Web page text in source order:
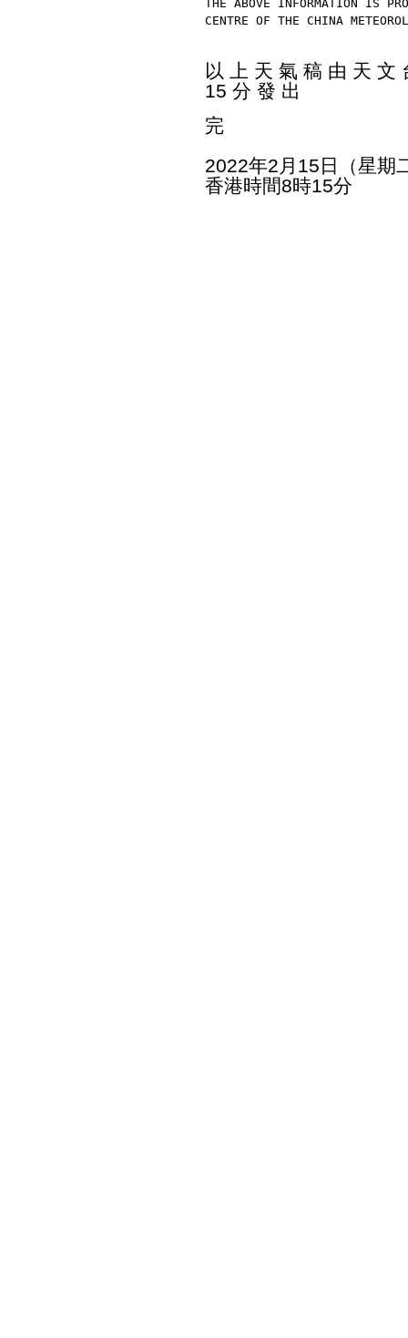
THE ABOVE INFORMATION IS
CENTRE OF THE CHINA
以 上 天 氣 稿 由 天 文
15 分 發 出
完
2022年2月15日（星期
香港時間8時15分